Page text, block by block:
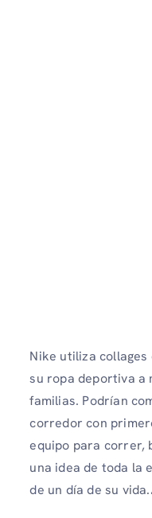
Nike utiliza
su ropa deportiva a
familias. Podrían
corredor con
equipo para correr,
una idea de toda la
de un día de su vida.